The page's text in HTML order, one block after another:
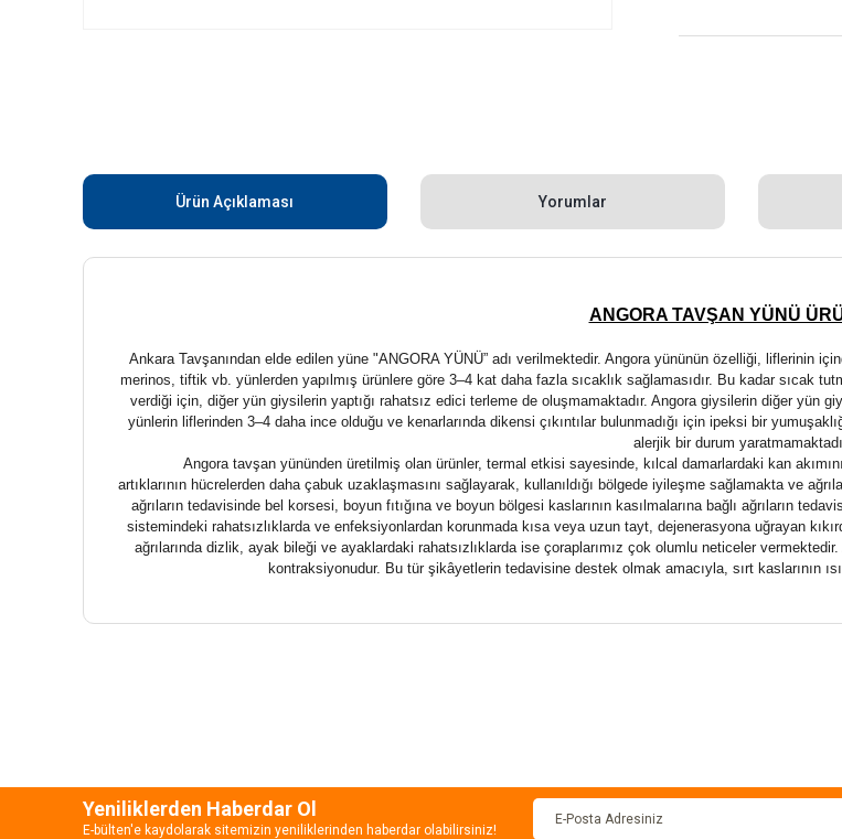
Ürün Açıklaması Yorumlar
ANGORA TAVŞAN YÜNÜ
Ankara Tavşanından elde edilen yüne "ANGORA YÜNÜ” adı verilmektedir. Angora yününün özelliği, liflerinin
merinos, tiftik vb. yünlerden yapılmış ürünlere göre 3–4 kat daha fazla sıcaklık sağlamasıdır. Bu kadar sıcak
verdiği için, diğer yün giysilerin yaptığı rahatsız edici terleme de oluşmamaktadır. Angora giysilerin diğer yün
yünlerin liflerinden 3–4 daha ince olduğu ve kenarlarında dikensi çıkıntılar bulunmadığı için ipeksi bir
alerjik bir durum
Angora tavşan yününden üretilmiş olan ürünler, termal etkisi sayesinde, kılcal damarlardaki kan
artıklarının hücrelerden daha çabuk uzaklaşmasını sağlayarak, kullanıldığı bölgede iyileşme sağlamakta ve
ağrıların tedavisinde bel korsesi, boyun fıtığına ve boyun bölgesi kaslarının kasılmalarına bağlı ağrıların
sistemindeki rahatsızlıklarda ve enfeksiyonlardan korunmada kısa veya uzun tayt, dejenerasyona uğrayan
ağrılarında dizlik, ayak bileği ve ayaklardaki rahatsızlıklarda ise çoraplarımız çok olumlu neticeler
kontraksiyonudur. Bu tür şikâyetlerin tedavisine destek olmak amacıyla, sırt kaslarının
Ürün açıklamasında eksik bilgiler bulunuyor.
Ürün bilgilerinde hatalar bulunuyor.
Yeniliklerden Haberdar Ol
E-bülten'e kaydolarak sitemizin yeniliklerinden haberdar olabilirsiniz!